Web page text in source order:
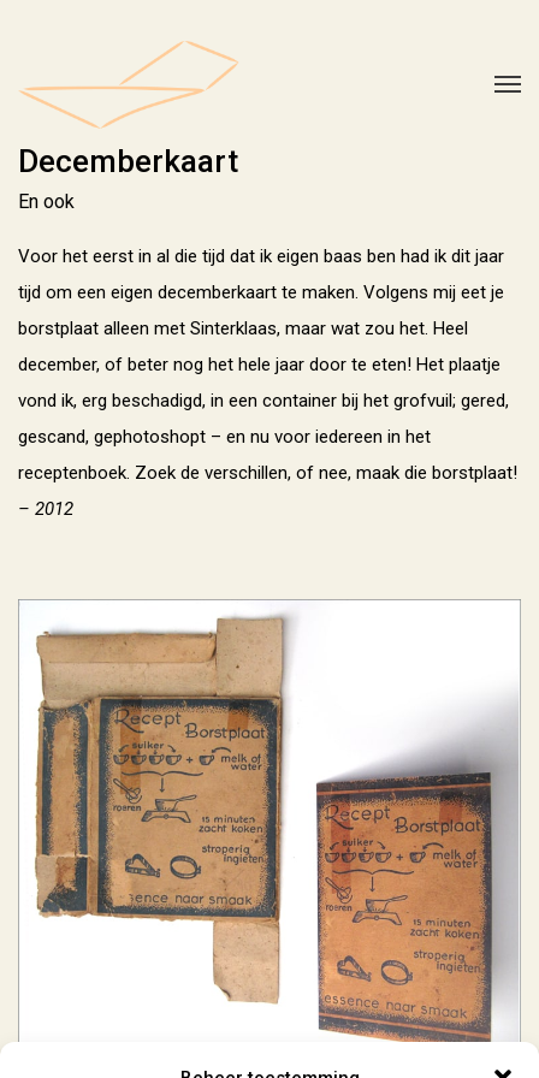
Decemberkaart
En ook
Voor het eerst in al die tijd dat ik eigen baas ben had ik dit jaar
tijd om een eigen decemberkaart te maken. Volgens mij eet je
borstplaat alleen met Sinterklaas, maar wat zou het. Heel
december, of beter nog het hele jaar door te eten! Het plaatje
vond ik, erg beschadigd, in een container bij het grofvuil; gered,
gescand, gephotoshopt – en nu voor iedereen in het
receptenboek. Zoek de verschillen, of nee, maak die borstplaat!
– 2012